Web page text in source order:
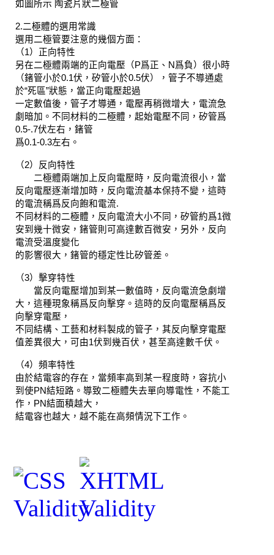
如圖所示 陶瓷片狀二極管
2.二極體的選用常識
選用二極管要注意的幾個方面：
（1）正向特性
另在二極體兩端的正向電壓（P爲正、 N爲負）很小時
（鍺管小於0.1伏，矽管小於0.5伏），管子不導通處
於“死區”狀態，當正向電壓起過
一定數值後，管子才導通，電壓再稍微增大，電流急
劇暗加。不同材料的二極體，起始電壓不同，矽管爲
0.5-.7伏左右，鍺管
爲0.1-0.3左右。
（2）反向特性
二極體兩端加上反向電壓時，反向電流很小，當
反向電壓逐漸增加時，反向電流基本保持不變，這時
的電流稱爲反向飽和電流.
不同材料的二極體，反向電流大小不同，矽管約爲1微
安到幾十微安，鍺管則可高達數百微安，另外，反向
電流受溫度變化
的影響很大，鍺管的穩定性比矽管差。
（3）擊穿特性
當反向電壓增加到某一數值時，反向電流急劇增
大，這種現象稱爲反向擊穿。這時的反向電壓稱爲反
向擊穿電壓，
不同結構、工藝和材料製成的管子，其反向擊穿電壓
值差異很大，可由1伏到幾百伏，甚至高達數千伏。
（4）頻率特性
由於結電容的存在，當頻率高到某一程度時，容抗小
到使PN結短路。導致二極體失去單向導電性，不能工
作， PN結面積越大，
結電容也越大，越不能在高頻情況下工作。